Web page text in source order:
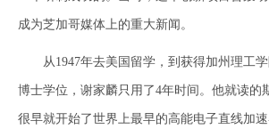
成为芝加哥媒体上的重大新闻。
从1947年去美国留学，到获得加州理工学
博士学位，谢家麟只用了4年时间。他就读的
很早就开始了世界上最早的高能电子直线加